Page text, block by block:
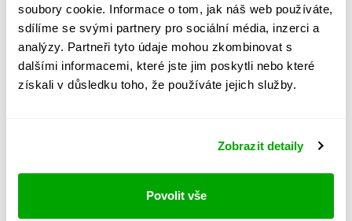
soubory cookie. Informace o tom, jak náš web používáte,
sdílíme se svými partnery pro sociální média, inzerci a
analýzy. Partneři tyto údaje mohou zkombinovat s
dalšími informacemi, které jste jim poskytli nebo které
získali v důsledku toho, že používáte jejich služby.
Zobrazit detaily
Povolit vše
PSČ
Stát